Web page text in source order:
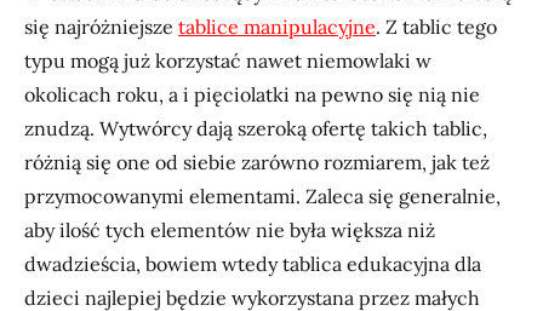
się najróżniejsze tablice manipulacyjne. Z tablic tego
typu mogą już korzystać nawet niemowlaki w
okolicach roku, a i pięciolatki na pewno się nią nie
znudzą. Wytwórcy dają szeroką ofertę takich tablic,
różnią się one od siebie zarówno rozmiarem, jak też
przymocowanymi elementami. Zaleca się generalnie,
aby ilość tych elementów nie była większa niż
dwadzieścia, bowiem wtedy tablica edukacyjna dla
dzieci najlepiej będzie wykorzystana przez małych